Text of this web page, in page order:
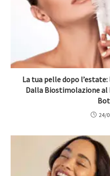
La tua pelle dopo
Dalla Biostimolazione
24/